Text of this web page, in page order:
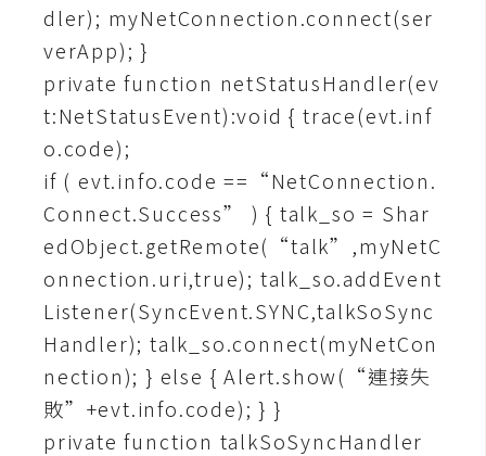
H
T
/
C
S
J
a
a
S
c
r
dler); myNetConnection.connect(ser
verApp); }
private function netStatusHandler(ev
t:NetStatusEvent):void { trace(evt.inf
o.code);
if ( evt.info.code ==“NetConnection.
Connect.Success” ) { talk_so = Shar
edObject.getRemote(“talk”,myNetC
onnection.uri,true); talk_so.addEvent
Listener(SyncEvent.SYNC,talkSoSync
Handler); talk_so.connect(myNetCon
nection); } else { Alert.show(“連接失
敗”+evt.info.code); } }
private function talkSoSyncHandler